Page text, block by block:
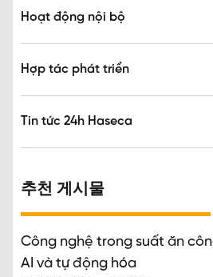
Hoạt động nội bộ
Hợp tác phát triển
Tin tức 24h Haseca
추천 게시물
Công nghệ trong suất ăn
AI và tự động hóa